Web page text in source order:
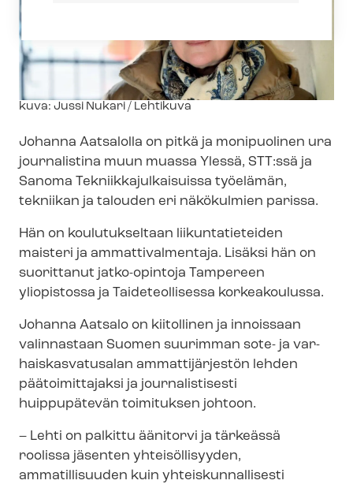
Kuvateksti
kuva: Jussi Nukari / Lehtikuva
Johanna Aatsalolla on pitkä ja monipuolinen ura
journalistina muun muassa Ylessä, STT:ssä ja
Sanoma Tek­niik­ka­jul­kai­suis­sa työelämän,
tekniikan ja talouden eri näkökulmien parissa.
Hän on koulutukseltaan liikuntatieteiden
maisteri ja ammattivalmentaja. Lisäksi hän on
suorittanut jatko-opintoja Tampereen
yliopistossa ja Taideteollisessa korkeakoulussa.
Johanna Aatsalo on kiitollinen ja innoissaan
valinnastaan Suomen suurimman sote- ja var­
hais­kas­va­tusa­lan ammattijärjestön lehden
päätoimittajaksi ja journalistisesti
huippupätevän toimituksen johtoon.
– Lehti on palkittu äänitorvi ja tärkeässä
roolissa jäsenten yhteisöllisyyden,
ammatillisuuden kuin yh­teis­kun­nal­li­ses­ti